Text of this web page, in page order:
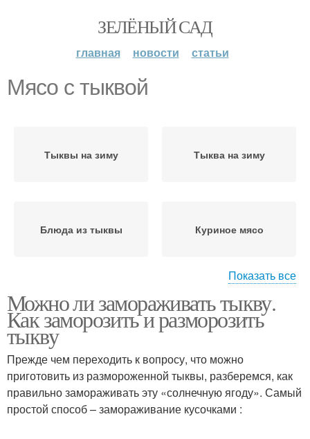
ЗЕЛЁНЫЙ САД
главная новости статьи
Мясо с тыквой
Тыквы на зиму Тыква на зиму
Блюда из тыквы Куриное мясо
соусе
Драники из тыквы
Показать все
Можно ли замораживать тыкву.
Как заморозить и разморозить
тыкву
Прежде чем переходить к вопросу, что можно
приготовить из размороженной тыквы, разберемся, как
правильно замораживать эту «солнечную ягоду». Самый
простой способ – замораживание кусочками :